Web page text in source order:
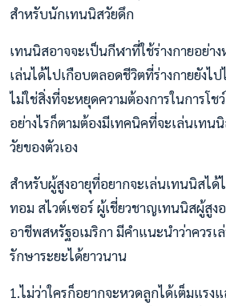
สำหรับนักเทนนิสวัยดึก
เทนนิสอาจจะเป็นกีฬาที่ใช้ร่างกายอย่
เล่นได้ไปเกือบตลอดชีวิตที่ร่างกายยังไ
ไม่ใช่สิ่งที่จะหยุดความต้องการในการโช
อย่างไรก็ตามต้องมีเทคนิคที่จะเล่นเทน
วัยของตัวเอง
สำหรับผู้สูงอายุที่อยากจะเล่นเทนนิสไ
ทอม สไวต์เซอร์ ผู้เชี่ยวชาญเทนนิสผู้สูง
อาชีพสหรัฐอเมริกา มีคำแนะนำว่าควรเ
รักษาระยะได้ยาวนาน
1.ไม่ว่าใครก็อยากจะหวดลูกได้เต็มแรง